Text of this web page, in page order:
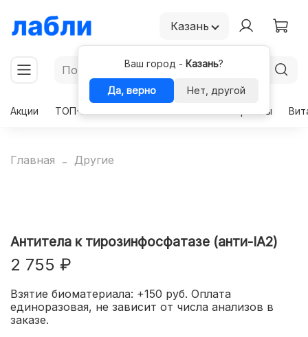
Казань
Ваш город - Казань?
Да, верно
Нет, другой
Акции
ТОП-50 Гормоны
Главная Другие
Антитела к тирозинфосфатазе (анти-IA2)
2 755 ₽
Взятие биоматериала: +150 руб. Оплата
единоразовая, не зависит от числа анализов в
заказе.